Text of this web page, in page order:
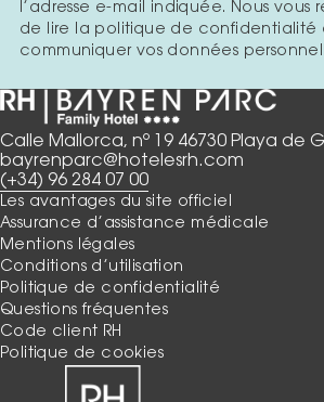
Calle Mallorca, nº 19 46730 Playa de
bayrenparc@hotelesrh.com
(+34) 96 284 07 00
l’adresse e-mail indiquée. Nous vous
de lire la politique de confidentialité
communiquer vos données
Les avantages du site officiel
Assurance d’assistance médicale
Mentions légales
Conditions d’utilisation
Politique de confidentialité
Questions fréquentes
Code client RH
Politique de cookies